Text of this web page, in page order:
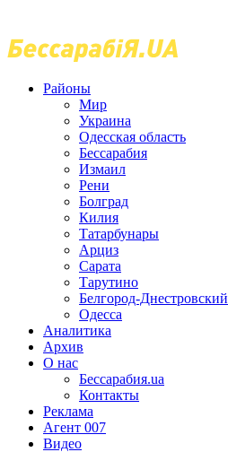
Районы
Мир
Украина
Одесская область
Бессарабия
Измаил
Рени
Болград
Килия
Татарбунары
Арциз
Сарата
Тарутино
Белгород-Днестровский
Одесса
Аналитика
Архив
О нас
Бессарабия.ua
Контакты
Реклама
Агент 007
Видео